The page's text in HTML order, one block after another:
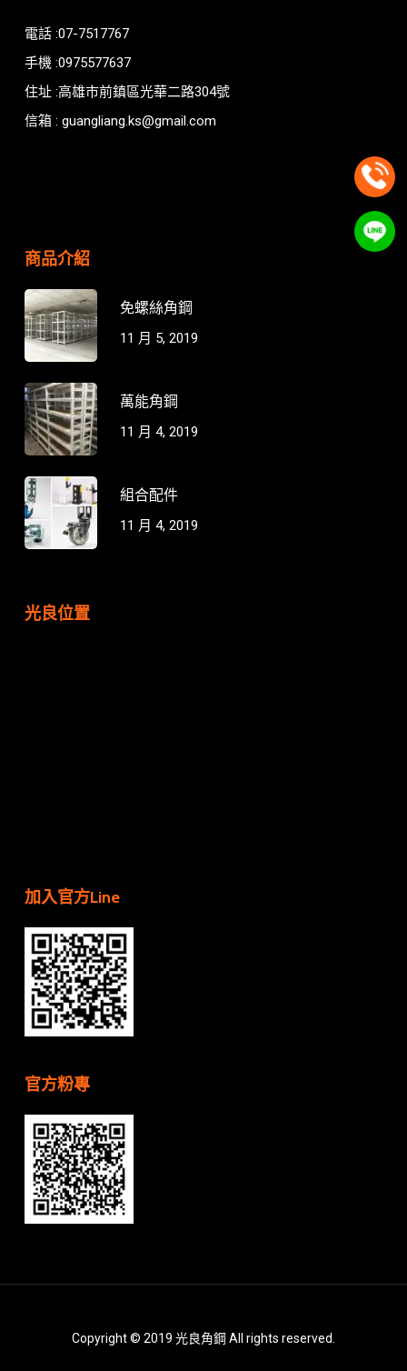
電話 :07-7517767
手機 :0975577637
住址 :高雄市前鎮區光華二路304號
信箱 : guangliang.ks@gmail.com
商品介紹
免螺絲角鋼
11 月 5, 2019
萬能角鋼
11 月 4, 2019
組合配件
11 月 4, 2019
光良位置
加入官方Line
官方粉專
Copyright © 2019 光良角鋼 All rights reserved.